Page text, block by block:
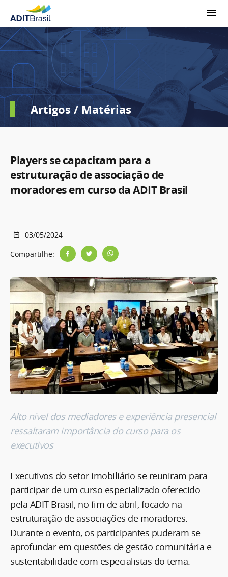
Artigos / Matérias
Players se capacitam para a
estruturação de associação de
moradores em curso da ADIT Brasil
03/05/2024
Compartilhe:
Alto nível dos mediadores e experiência presencial
ressaltaram importância do curso para os
executivos
Executivos do setor imobiliário se reuniram para
participar de um curso especializado oferecido
pela ADIT Brasil, no fim de abril, focado na
estruturação de associações de moradores.
Durante o evento, os participantes puderam se
aprofundar em questões de gestão comunitária e
sustentabilidade com especialistas do tema.